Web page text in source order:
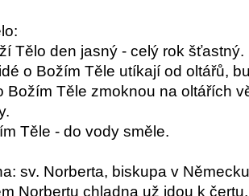
Tělo den jasný - celý rok šťastný.
o Božím Těle utíkají od oltářů,
Božím Těle zmoknou na oltářích
Těle - do vody směle.
sv. Norberta, biskupa v
Norbertu chladna už jdou k čertu.